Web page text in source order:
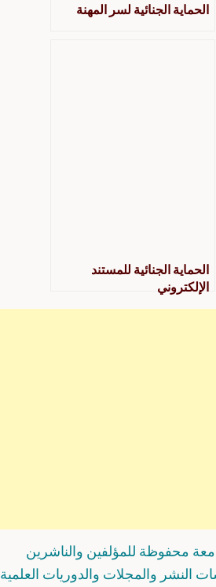
الحماية الجنائية لسر المهنة
الحماية الجنائية للمستند
الإلكتروني
محفوظة للمؤلفين والناشرين
النشر والمجلات والدوريات العلمية